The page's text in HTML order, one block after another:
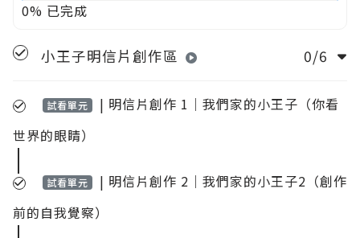
0% 已完成
小王子明信片創作區 0/6
試看單元
| 明信片創作 1｜我們家的小王子（你看
世界的眼睛）
試看單元
| 明信片創作 2｜我們家的小王子2（創作
前的自我覺察）